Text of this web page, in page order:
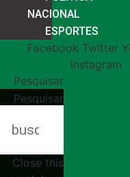
NACIONAL
ESPORTES
Facebook Twitter
Instagram
Pesquisar
Pesquisar
Close this